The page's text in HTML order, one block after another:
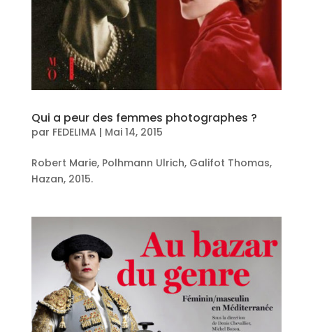
Qui a peur des femmes photographes ?
par FEDELIMA | Mai 14, 2015
Robert Marie, Polhmann Ulrich, Galifot Thomas,
Hazan, 2015.